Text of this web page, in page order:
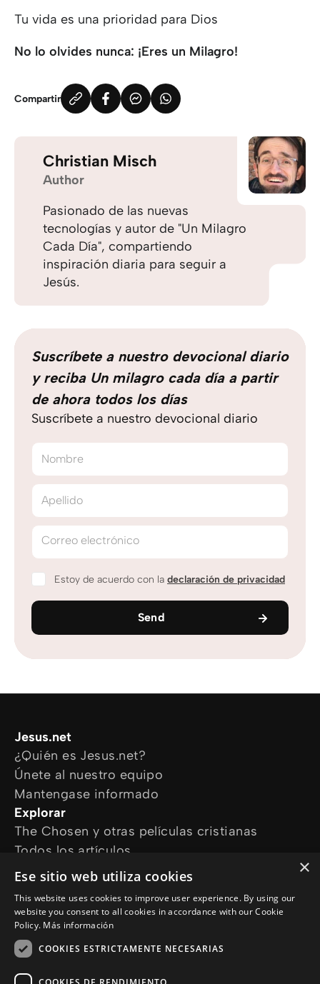
Tu vida es una prioridad para Dios
No lo olvides nunca: ¡Eres un Milagro!
Compartir
Christian Misch
Author
Pasionado de las nuevas
tecnologías y autor de "Un Milagro
Cada Día", compartiendo
inspiración diaria para seguir a
Jesús.
Suscríbete a nuestro devocional diario
y reciba Un milagro cada día a partir
de ahora todos los días
Suscríbete a nuestro devocional diario
Nombre
Apellido
Correo electrónico
Estoy de acuerdo con la declaración de privacidad
Send
Jesus.net
¿Quién es Jesus.net?
Únete al nuestro equipo
Mantengase informado
Explorar
The Chosen y otras películas cristianas
Todos los artículos
Cursos online
¿Cómo podemos ayudarte?
Devocional diario
Necesito oración
×
Ese sitio web utiliza cookies
This website uses cookies to improve user experience. By using our
website you consent to all cookies in accordance with our Cookie
Policy. Más información
COOKIES ESTRICTAMENTE NECESARIAS